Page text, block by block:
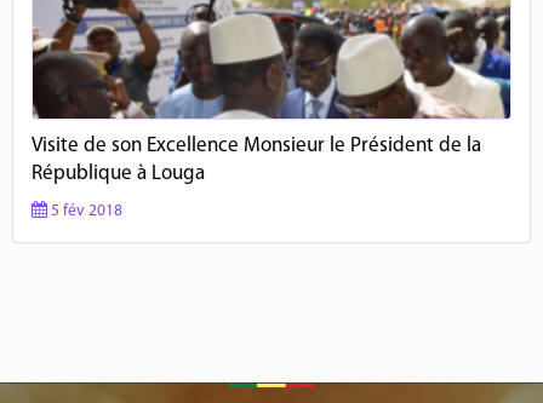
Visite de son Excellence Monsieur le Président de la
République à Louga
5 fév 2018